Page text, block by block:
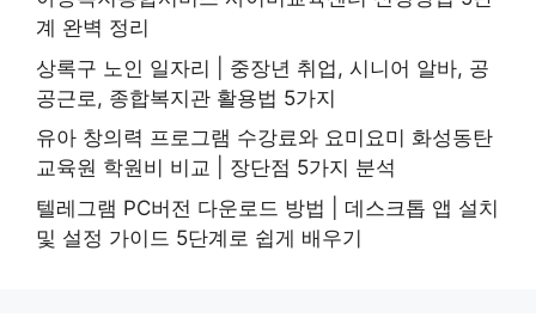
계 완벽 정리
상록구 노인 일자리 | 중장년 취업, 시니어 알바, 공
공근로, 종합복지관 활용법 5가지
유아 창의력 프로그램 수강료와 요미요미 화성동탄
교육원 학원비 비교 | 장단점 5가지 분석
텔레그램 PC버전 다운로드 방법 | 데스크톱 앱 설치
및 설정 가이드 5단계로 쉽게 배우기